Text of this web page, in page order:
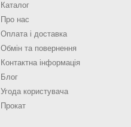
Каталог
Про нас
Оплата і доставка
Обмін та повернення
Контактна інформація
Блог
Угода користувача
Прокат